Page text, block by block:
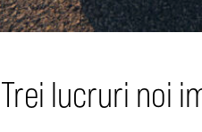
Trei lucruri noi